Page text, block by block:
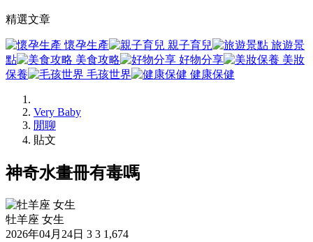
精選文章
懷孕生產 親子育兒
旅遊景
點
美食攻略 好物分享
美妝
保養
毛孩世界 健康保健
Very Baby
閒聊
貼文
神奇水畫冊有毒嗎
牡羊座 女生
2026年04月24日 3 3 1,674